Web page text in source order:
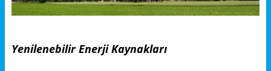
Yenilenebilir Enerji Kaynakları